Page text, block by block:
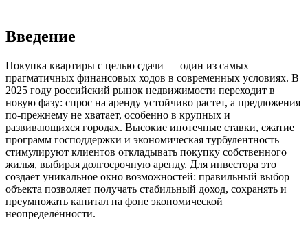
Введение
Покупка квартиры с целью сдачи — один из самых
прагматичных финансовых ходов в современных условиях. В
2025 году российский рынок недвижимости переходит в
новую фазу: спрос на аренду устойчиво растет, а предложения
по-прежнему не хватает, особенно в крупных и
развивающихся городах. Высокие ипотечные ставки, сжатие
программ господдержки и экономическая турбулентность
стимулируют клиентов откладывать покупку собственного
жилья, выбирая долгосрочную аренду. Для инвестора это
создает уникальное окно возможностей: правильный выбор
объекта позволяет получать стабильный доход, сохранять и
преумножать капитал на фоне экономической
неопределённости.